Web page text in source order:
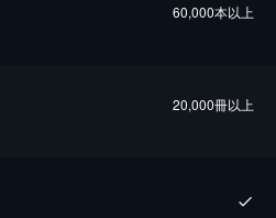
60,000本以上
20,000冊以上